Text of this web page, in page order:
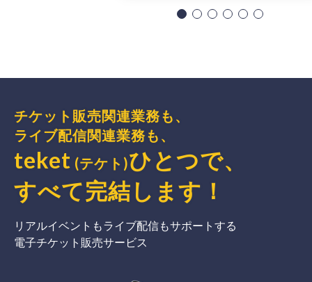
チケット販売関連業務も、
ライブ配信関連業務も、
teket (テケト)ひとつで、
すべて完結 します ！
リアルイベントもライブ配信もサポートする
電子チケット販売サービス